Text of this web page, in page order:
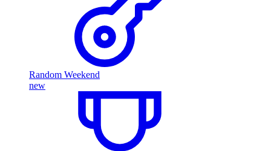
Random Weekend
new